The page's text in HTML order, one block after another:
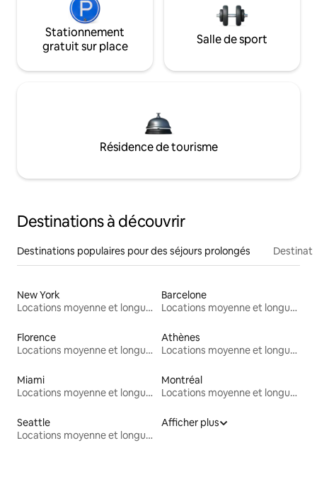
Stationnement
gratuit sur place
Salle de sport
Résidence de tourisme
Destinations à découvrir
Destinations populaires pour des séjours prolongés
New York
Locations moyenne et longue durée
Barcelone
Locations moyenne et longue durée
Florence
Locations moyenne et longue durée
Athènes
Locations moyenne et longue durée
Miami
Locations moyenne et longue durée
Montréal
Locations moyenne et longue durée
Seattle
Locations moyenne et longue durée
Afficher plus